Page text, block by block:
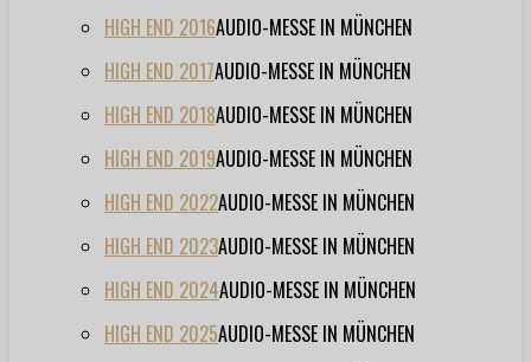
HIGH END 2016AUDIO-MESSE IN MÜNCHEN
HIGH END 2017AUDIO-MESSE IN MÜNCHEN
HIGH END 2018AUDIO-MESSE IN MÜNCHEN
HIGH END 2019AUDIO-MESSE IN MÜNCHEN
HIGH END 2022AUDIO-MESSE IN MÜNCHEN
HIGH END 2023AUDIO-MESSE IN MÜNCHEN
HIGH END 2024AUDIO-MESSE IN MÜNCHEN
HIGH END 2025AUDIO-MESSE IN MÜNCHEN